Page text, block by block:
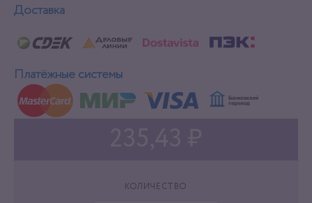
Доставка
Платёжные системы
КОЛИЧЕСТВО